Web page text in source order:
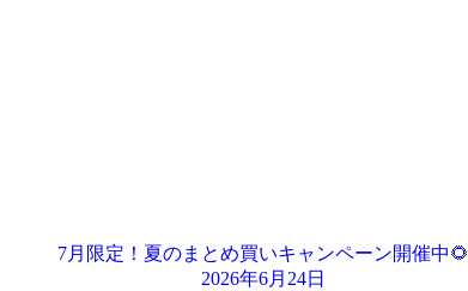
7月限定！夏のまとめ買いキャンペーン開催中🌻
2026年6月24日